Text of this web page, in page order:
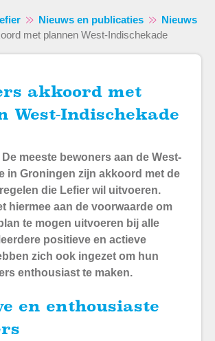
Nieuws en publicaties
Nieuws
met plannen West-Indischekade
West-Indischekade
meeste bewoners aan de West-
in Groningen zijn akkoord met de
die Lefier wil uitvoeren.
hiermee aan de voorwaarde om
te mogen uitvoeren bij alle
positieve en actieve
zich ook ingezet om hun
enthousiast te maken.